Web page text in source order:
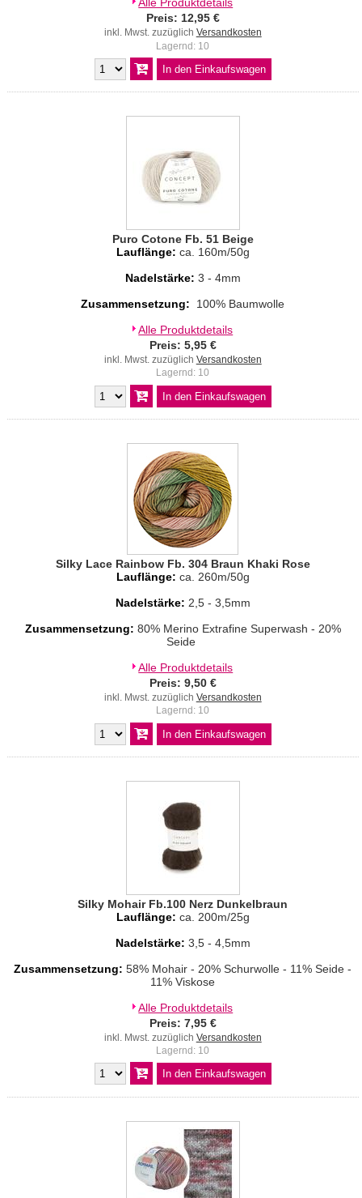
Alle Produktdetails
Preis: 12,95 €
inkl. Mwst. zuzüglich Versandkosten
Lagernd: 10
Puro Cotone Fb. 51 Beige
Lauflänge: ca. 160m/50g
Nadelstärke: 3 - 4mm
Zusammensetzung:
100% Baumwolle
Alle Produktdetails
Preis: 5,95 €
inkl. Mwst. zuzüglich Versandkosten
Lagernd: 10
Silky Lace Rainbow Fb. 304 Braun Khaki Rose
Lauflänge: ca. 260m/50g
Nadelstärke: 2,5 - 3,5mm
Zusammensetzung: 80% Merino Extrafine Superwash - 20%
Seide
Alle Produktdetails
Preis: 9,50 €
inkl. Mwst. zuzüglich Versandkosten
Lagernd: 10
Silky Mohair Fb.100 Nerz Dunkelbraun
Lauflänge: ca. 200m/25g
Nadelstärke: 3,5 - 4,5mm
Zusammensetzung:58% Mohair - 20% Schurwolle - 11% Seide -
11% Viskose
Alle Produktdetails
Preis: 7,95 €
inkl. Mwst. zuzüglich Versandkosten
Lagernd: 10